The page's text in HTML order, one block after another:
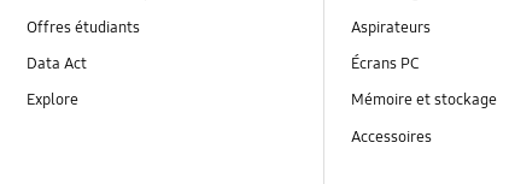
Offres étudiants
Data Act
Explore
Aspirateurs
Écrans PC
Mémoire et stockage
Accessoires